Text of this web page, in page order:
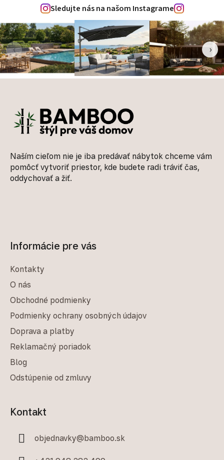
Sledujte nás na našom Instagrame
‹ ›
Naším cieľom nie je iba predávať nábytok chceme vám
pomôcť vytvoriť priestor, kde budete radi tráviť čas,
oddychovať a žiť.
Informácie pre vás
Kontakty
O nás
Obchodné podmienky
Podmienky ochrany osobných údajov
Doprava a platby
Reklamačný poriadok
Blog
Odstúpenie od zmluvy
Kontakt
objednavky@bamboo.sk